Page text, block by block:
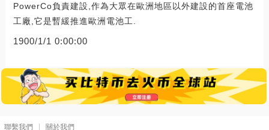
PowerCo負責建設,作為大眾在歐洲地區以外建設的首座電池
工廠,它是暫緩推進歐洲電池工.
1900/1/1 0:00:00
聯繫我們 關於我們